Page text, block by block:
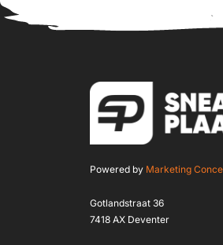
Powered by Marketing
Gotlandstraat 36
7418 AX Deventer